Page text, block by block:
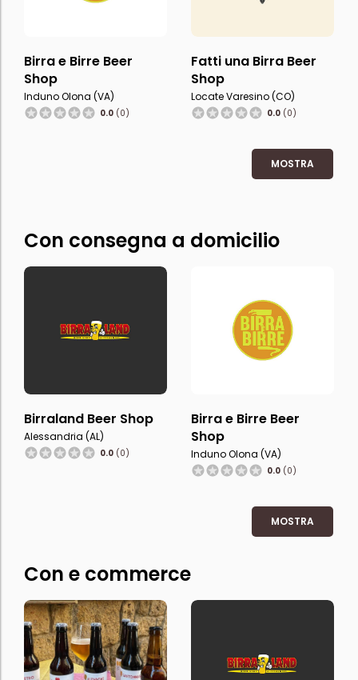
Birra e Birre Beer
Shop
Induno Olona (VA)
0.0 (0)
Fatti una Birra Beer
Shop
Locate Varesino (CO)
0.0 (0)
MOSTRA
Con consegna a domicilio
Birraland Beer Shop
Alessandria (AL)
0.0 (0)
Birra e Birre Beer
Shop
Induno Olona (VA)
0.0 (0)
MOSTRA
Con e commerce